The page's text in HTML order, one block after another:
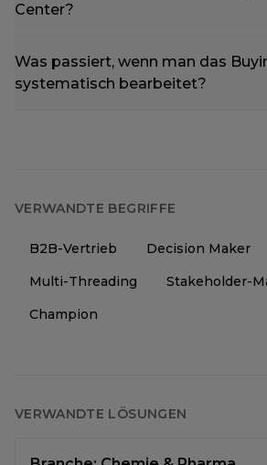
Center?
Was passiert, wenn man das
systematisch bearbeitet?
VERWANDTE BEGRIFFE
B2B-Vertrieb Decision Maker
Multi-Threading
Stakeholder-
Champion
VERWANDTE LÖSUNGEN